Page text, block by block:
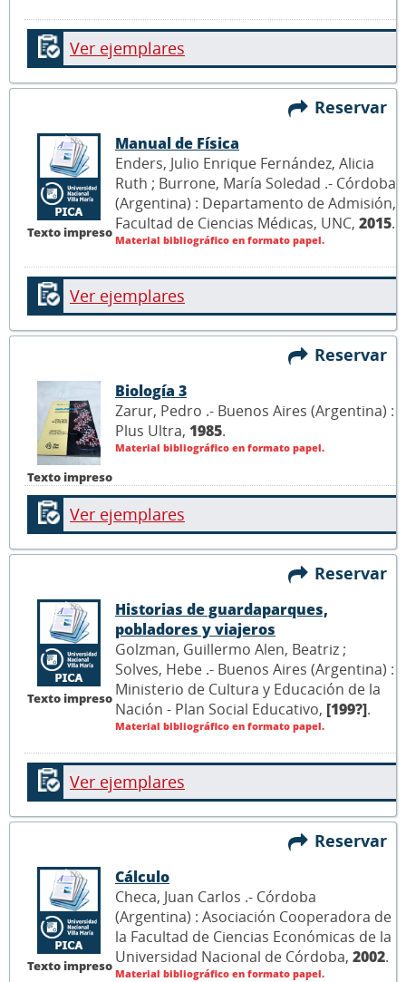
Ver ejemplares
Reservar
Texto impreso
Manual de Física
Enders, Julio Enrique Fernández, Alicia
Ruth ; Burrone, María Soledad .- Córdoba
(Argentina) : Departamento de Admisión,
Facultad de Ciencias Médicas, UNC, 2015.
Material bibliográfico en formato papel.
Ver ejemplares
Reservar
Texto impreso
Biología 3
Zarur, Pedro .- Buenos Aires (Argentina) :
Plus Ultra, 1985.
Material bibliográfico en formato papel.
Ver ejemplares
Reservar
Texto impreso
Historias de guardaparques,
pobladores y viajeros
Golzman, Guillermo Alen, Beatriz ;
Solves, Hebe .- Buenos Aires (Argentina) :
Ministerio de Cultura y Educación de la
Nación - Plan Social Educativo, [199?].
Material bibliográfico en formato papel.
Ver ejemplares
Reservar
Texto impreso
Cálculo
Checa, Juan Carlos .- Córdoba
(Argentina) : Asociación Cooperadora de
la Facultad de Ciencias Económicas de la
Universidad Nacional de Córdoba, 2002.
Material bibliográfico en formato papel.